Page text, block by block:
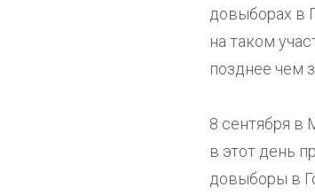
довыборах в
на таком
позднее чем
8 сентября в
в этот день
довыборы в